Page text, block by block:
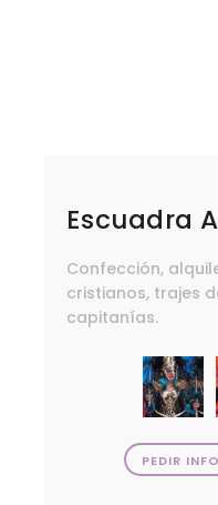
Escuadra
Confección,
cristianos, trajes
capitanías.
PEDIR